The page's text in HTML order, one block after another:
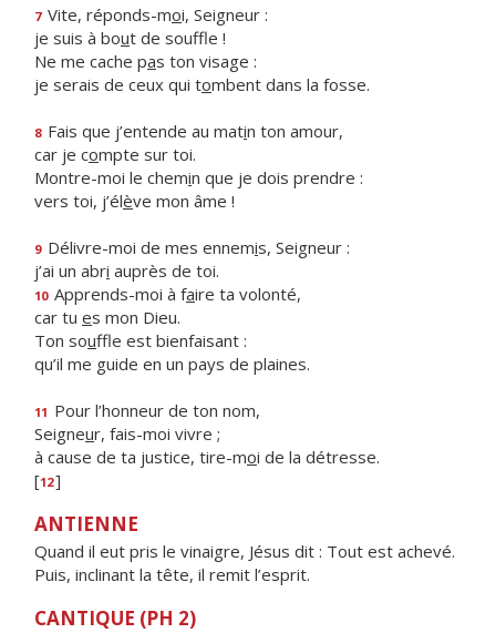
7 Vite, réponds-moi, Seigneur :
je suis à bout de souffle !
Ne me cache pas ton visage :
je serais de ceux qui tombent dans la fosse.
8 Fais que j’entende au matin ton amour,
car je compte sur toi.
Montre-moi le chemin que je dois prendre :
vers toi, j’élève mon âme !
9 Délivre-moi de mes ennemis, Seigneur :
j’ai un abri auprès de toi.
10 Apprends-moi à faire ta volonté,
car tu es mon Dieu.
Ton souffle est bienfaisant :
qu’il me guide en un pays de plaines.
11 Pour l’honneur de ton nom,
Seigneur, fais-moi vivre ;
à cause de ta justice, tire-moi de la détresse.
[12]
ANTIENNE
Quand il eut pris le vinaigre, Jésus dit : Tout est achevé.
Puis, inclinant la tête, il remit l’esprit.
CANTIQUE (PH 2)